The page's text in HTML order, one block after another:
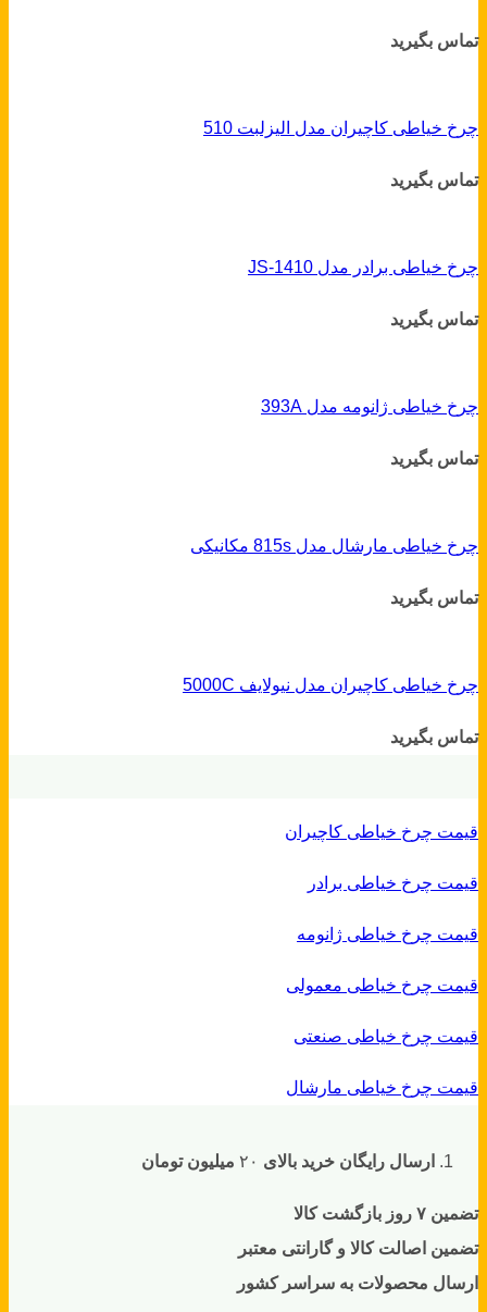
تماس بگیرید
چرخ خیاطی کاچیران مدل الیزلبت 510
تماس بگیرید
چرخ خیاطی برادر مدل JS-1410
تماس بگیرید
چرخ خیاطی ژانومه مدل 393A
تماس بگیرید
چرخ خیاطی مارشال مدل 815s مکانیکی
تماس بگیرید
چرخ خیاطی کاچیران مدل نیولایف 5000C
تماس بگیرید
قیمت چرخ خیاطی کاچیران
قیمت چرخ خیاطی برادر
قیمت چرخ خیاطی ژانومه
قیمت چرخ خیاطی معمولی
قیمت چرخ خیاطی صنعتی
قیمت چرخ خیاطی مارشال
ارسال رایگان خرید بالای میلیون تومان
تضمین ۷ روز بازگشت کالا
تضمین اصالت کالا و گارانتی معتبر
ارسال محصولات به سراسر کشور